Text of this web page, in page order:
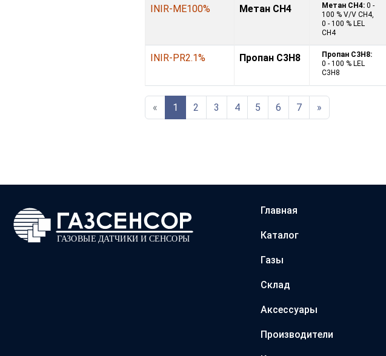
INIR-ME100% Метан CH4 Метан CH4:0 -
100 % V/V CH4,
0 - 100 % LEL
CH4
INIR-PR2.1% Пропан C3H8
Пропан C3H8:
0 - 100 % LEL
C3H8
« 1 2 3 4 5 6 7 »
Главная
Каталог
Газы
Склад
Аксессуары
Производители